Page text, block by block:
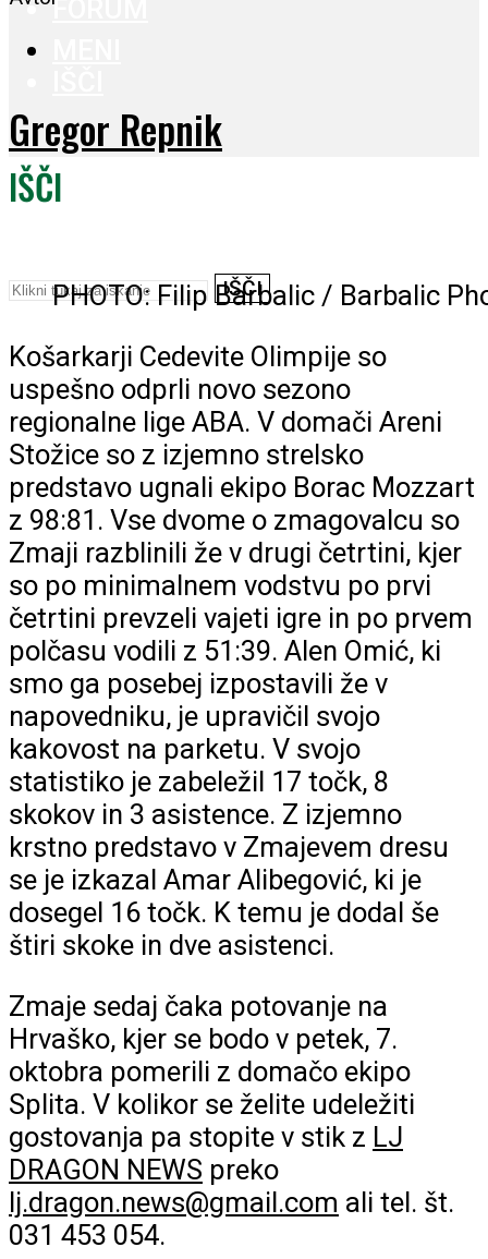
FORUM
IŠČI
IŠČI
DONIRAJ
Gregor Repnik
PHOTO: Filip Barbalic / Barbalic
Košarkarji Cedevite Olimpije so
uspešno odprli novo sezono
regionalne lige ABA. V domači Areni
Stožice so z izjemno strelsko
predstavo ugnali ekipo Borac Mozzart
z 98:81. Vse dvome o zmagovalcu so
Zmaji razblinili že v drugi četrtini, kjer
so po minimalnem vodstvu po prvi
četrtini prevzeli vajeti igre in po prvem
polčasu vodili z 51:39. Alen Omić, ki
smo ga posebej izpostavili že v
napovedniku, je upravičil svojo
kakovost na parketu. V svojo
statistiko je zabeležil 17 točk, 8
skokov in 3 asistence. Z izjemno
krstno predstavo v Zmajevem dresu
se je izkazal Amar Alibegović, ki je
dosegel 16 točk. K temu je dodal še
štiri skoke in dve asistenci.
Zmaje sedaj čaka potovanje na
Hrvaško, kjer se bodo v petek, 7.
oktobra pomerili z domačo ekipo
Splita. V kolikor se želite udeležiti
gostovanja pa stopite v stik z LJ
DRAGON NEWS preko
lj.dragon.news@gmail.com ali tel. št.
031 453 054.